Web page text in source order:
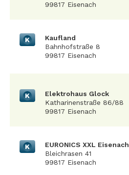
99817 Eisenach
K
Kaufland
Bahnhofstraße 8
99817 Eisenach
K
Elektrohaus Glock
Katharinenstraße 86/88
99817 Eisenach
K
EURONICS XXL Eisenach
Bleichrasen 41
99817 Eisenach